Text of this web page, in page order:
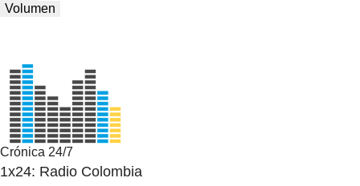
Volumen
Crónica 24/7
1x24: Radio Colombia